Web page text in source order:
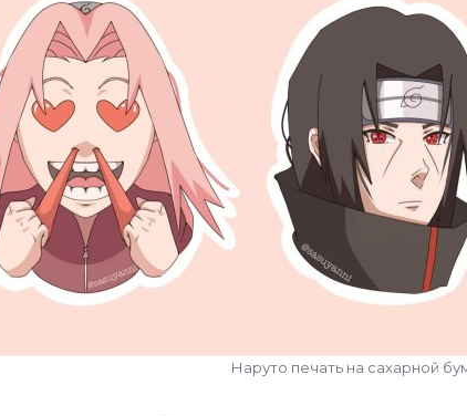
Наруто печать на сахарной